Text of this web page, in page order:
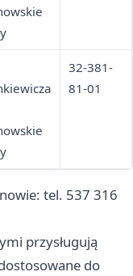
32-381-
81-01
tel. 537 316
przysługują
do